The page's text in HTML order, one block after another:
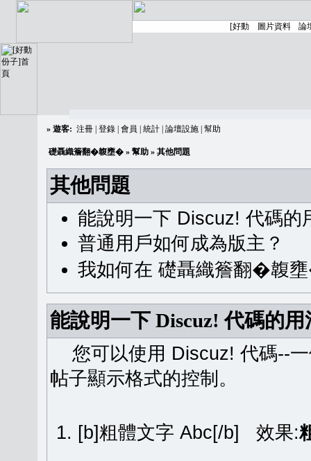
» 遊客: 注冊 登錄 會員 統計 論壇設施 幫助
礎聶織簷翻�䪖壅� » 幫助 » 其他問題
其他問題
能說明一下 Discuz! 代碼的
普通用戶如何成為版主？
我如何在 礎聶織簷翻�䪖
能說明一下 Discuz! 代碼的用
您可以使用 Discuz! 代碼--一
帖子顯示格式的控制。
[b]粗體文字 Abc[/b] 效果: